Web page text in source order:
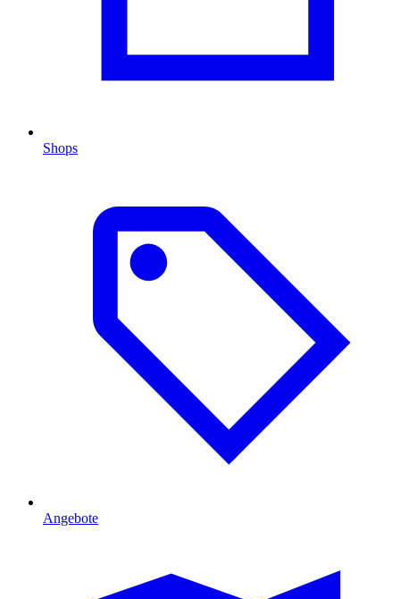
Shops
Angebote